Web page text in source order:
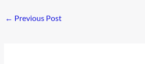
← Previous Post